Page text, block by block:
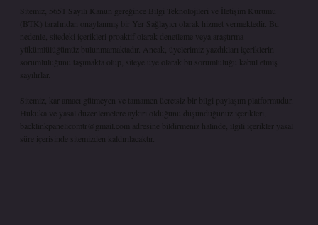
Sitemiz, 5651 Sayılı Kanun gereğince Bilgi Teknolojileri ve İletişim Kurumu
(BTK) tarafından onaylanmış bir Yer Sağlayıcı olarak hizmet vermektedir. Bu
nedenle, sitedeki içerikleri proaktif olarak denetleme veya araştırma
yükümlülüğümüz bulunmamaktadır. Ancak, üyelerimiz yazdıkları içeriklerin
sorumluluğunu taşımakta olup, siteye üye olarak bu sorumluluğu kabul etmiş
sayılırlar.
Sitemiz, kar amacı gütmeyen ve tamamen ücretsiz bir bilgi paylaşım platformudur.
Hukuka ve yasal düzenlemelere aykırı olduğunu düşündüğünüz içerikleri,
backlinkpanelicomtr@gmail.com
adresine bildirmeniz halinde, ilgili içerikler yasal
süre içerisinde sitemizden kaldırılacaktır.